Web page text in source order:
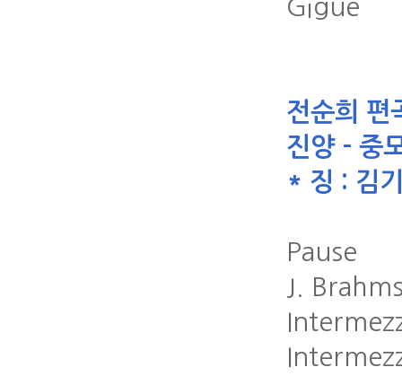
Gigue
전순희 편
진양 - 중
* 징 : 김
Pause
J.